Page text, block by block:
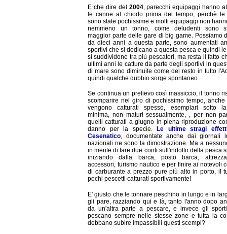
E che dire del 2004, parecchi equipaggi hanno
le canne al chiodo prima del tempo, perchè le
sono state pochissime e molti equipaggi non
nemmeno un tonno, come deludenti sono
maggior parte delle gare di big game. Possiamo
da dieci anni a questa parte, sono aumentati
sportivi che si dedicano a questa pesca e quindi
si suddividono tra più pescatori, ma resta il fatto
ultimi anni le catture da parte degli sportivi in
di mare sono diminuite come del resto in tutto
quindi qualche dubbio sorge spontaneo.
Se continua un prelievo così massiccio, il tonno
scomparire nel giro di pochissimo tempo, anche
vengono catturati spesso, esemplari sotto
minima, non maturi sessualmente, , per non
quelli catturati a giugno in piena riproduzione
danno per la specie.
Le ultime stragi
Cesenatico, documentate anche dai giornali
nazionali ne sono la dimostrazione. Ma a
in mente di fare due conti sull'indotto della pesca
iniziando dalla barca, posto barca,
accessori, turismo nautico e per finire ai notevoli
di carburante a prezzo pure più alto in porto, il
pochi pescetti catturati sportivamente!
E' giusto che le tonnare peschino in lungo e in
gli pare, razziando qui e là, tanto l'anno dopo
da un'altra parte a pescare, e invece gli
pescano sempre nelle stesse zone e tutta la
debbano subire impassibili questi scempi?